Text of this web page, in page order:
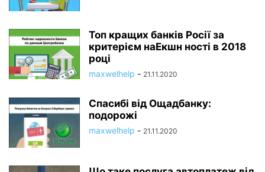
Топ кращих банків Росії за
критерієм наЕкшн ності в 2018
році
maxwelhelp - 21.11.2020
Спасибі від Ощадбанку:
подорожі
maxwelhelp - 21.11.2020